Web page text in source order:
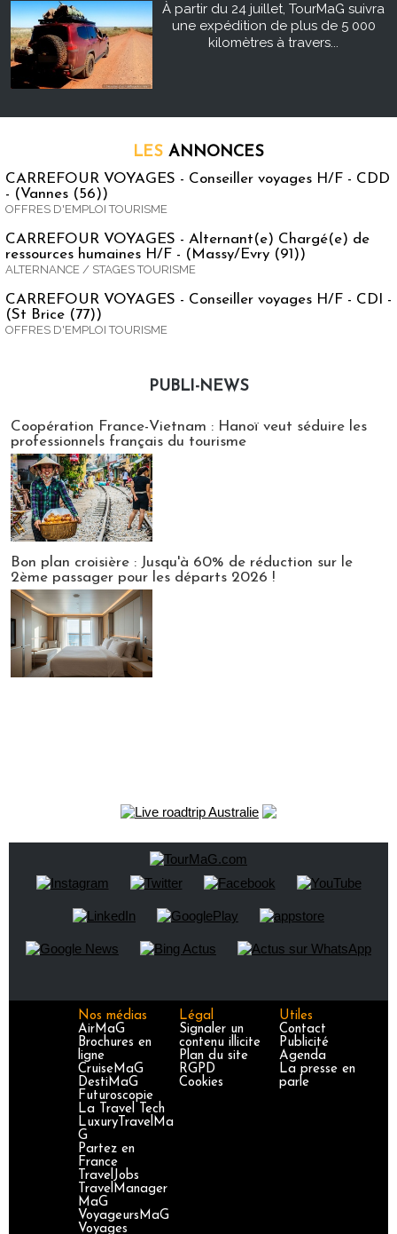
À partir du 24 juillet, TourMaG suivra
une expédition de plus de 5 000
kilomètres à travers...
LES ANNONCES
CARREFOUR VOYAGES - Conseiller voyages H/F - CDD
- (Vannes (56))
OFFRES D'EMPLOI TOURISME
CARREFOUR VOYAGES - Alternant(e) Chargé(e) de
ressources humaines H/F - (Massy/Evry (91))
ALTERNANCE / STAGES TOURISME
CARREFOUR VOYAGES - Conseiller voyages H/F - CDI -
(St Brice (77))
OFFRES D'EMPLOI TOURISME
PUBLI-NEWS
Coopération France-Vietnam : Hanoï veut séduire les
professionnels français du tourisme
Bon plan croisière : Jusqu'à 60% de réduction sur le
2ème passager pour les départs 2026 !
Nos médias
AirMaG
Brochures en
ligne
CruiseMaG
DestiMaG
Futuroscopie
La Travel Tech
LuxuryTravelMa
G
Partez en
France
TravelJobs
TravelManager
MaG
VoyageursMaG
Voyages
Légal
Signaler un
contenu illicite
Plan du site
RGPD
Cookies
Utiles
Contact
Publicité
Agenda
La presse en
parle